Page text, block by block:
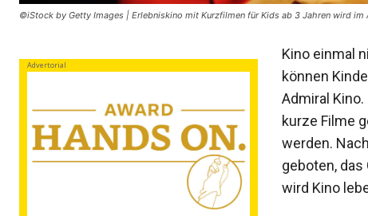
©iStock by Getty Images | Erlebniskino mit Kurzfilmen für Kids ab 3 Jahren wird im
Advertorial
Kino einmal
können
Admiral
kurze Filme
werden.
geboten,
wird Kino